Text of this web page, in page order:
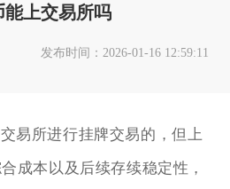
能上交易所吗
发布时间：2026-01-16 12:59:11
易所进行挂牌交易的，但上
成本以及后续存续稳定性，